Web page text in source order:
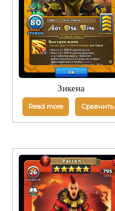
Зикена
Read more Сравнить